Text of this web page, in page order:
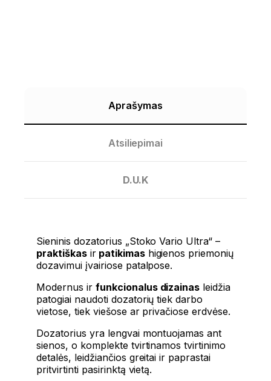
Aprašymas
Atsiliepimai
D.U.K
Sieninis dozatorius „Stoko Vario Ultra“ –
praktiškasirpatikimashigienos priemonių
dozavimui įvairiose patalpose.
Modernus ir funkcionalus dizainas leidžia
patogiai naudoti dozatorių tiek darbo
vietose, tiek viešose ar privačiose erdvėse.
Dozatorius yra lengvai montuojamas ant
sienos, o komplekte tvirtinamos tvirtinimo
detalės, leidžiančios greitai ir paprastai
pritvirtinti pasirinktą vietą.